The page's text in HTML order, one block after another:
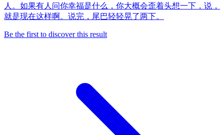
人。如果有人问你幸福是什么，你大概会歪着头想一下，说，
就是现在这样啊。说完，尾巴轻轻晃了两下。
Be the first to discover this result